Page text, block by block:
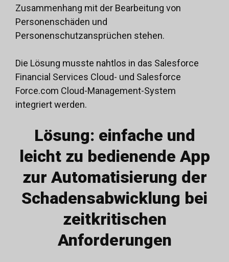
Zusammenhang mit der Bearbeitung von
Personenschäden und
Personenschutzansprüchen stehen.
Die Lösung musste nahtlos in das Salesforce
Financial Services Cloud- und Salesforce
Force.com Cloud-Management-System
integriert werden.
Lösung: einfache und
leicht zu bedienende App
zur Automatisierung der
Schadensabwicklung bei
zeitkritischen
Anforderungen